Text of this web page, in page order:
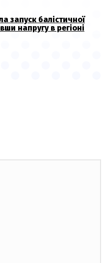
запуск балістичної
напругу в регіоні